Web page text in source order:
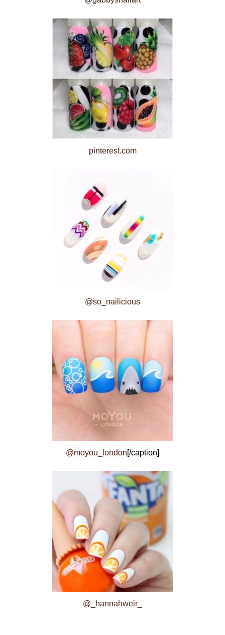
pinterest.com
@so_nailicious
@moyou_london[/caption]
@_hannahweir_